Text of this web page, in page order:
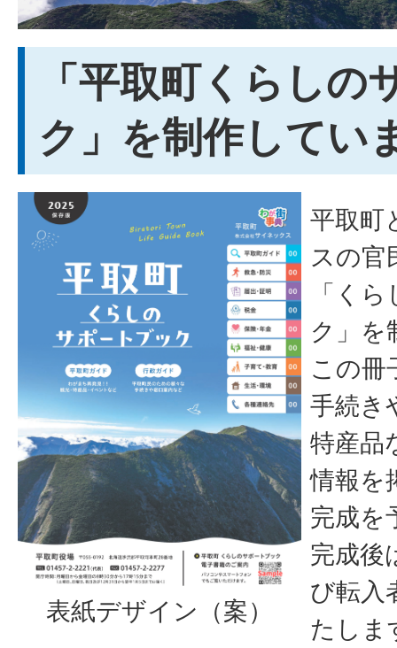
「平取町くらしの
ク」を制作してい
表紙デザイン（案）
平取町
スの官
「く
ク」を
この冊
手続き
特産品
情報を
完成を
完成後
び転入
たしま